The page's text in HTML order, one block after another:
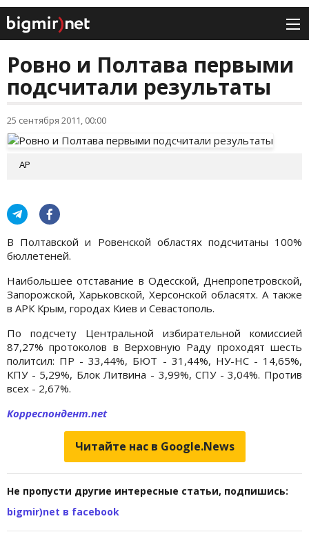
Ровно и Полтава первыми
подсчитали результаты
25 сентября 2011, 00:00
АР
В Полтавской и Ровенской областях подсчитаны 100%
бюллетеней.
Наибольшее отставание в Одесской, Днепропетровской,
Запорожской, Харьковской, Херсонской обласятх. А также
в АРК Крым, городах Киев и Севастополь.
По подсчету Центральной избирательной комиссией
87,27% протоколов в Верховную Раду проходят шесть
политсил: ПР - 33,44%, БЮТ - 31,44%, НУ-НС - 14,65%,
КПУ - 5,29%, Блок Литвина - 3,99%, СПУ - 3,04%. Против
всех - 2,67%.
Корреспондент.net
Читайте нас в Google.News
Не пропусти другие интересные статьи, подпишись:
bigmir)net в facebook